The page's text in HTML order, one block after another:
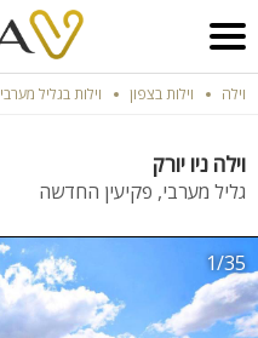
וילה וילות בצפון וילות בגליל מערבי
וילה ניו יורק
גליל מערבי, פקיעין החדשה
1/35